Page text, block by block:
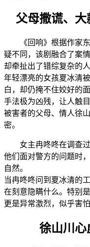
父母撒谎、
《回响》根据作家东
疑不同，该剧融合了案
却牵扯出了错综复杂的人
年轻漂亮的女孩夏冰清
白，却仍掩不住姣好的
手法极为凶残，让人触
被害者的父母、情人徐
密。
女主冉咚咚在调查过
他们面对警方的问题时
自然。
当冉咚咚问到夏冰清的
在刻意隐瞒什么。特别
更是异常激烈，似乎害
徐山川心